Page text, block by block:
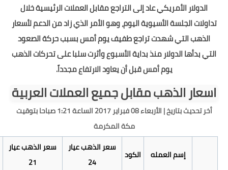
مقابل العملات الرئيسية خلال
الأمر الذي زاد من الدعم لأسعار
أمس بسبب حركة الصعود
وأثرت سلبا على تحركات الذهب
العملات العربية
أخر تحديث بتاريخ | الأربعاء 08 فبراير 2017 الساعة 1:21 صباحا بتوقيت
سعر الذهب عيار
18
اسعار أوقية
الذهب